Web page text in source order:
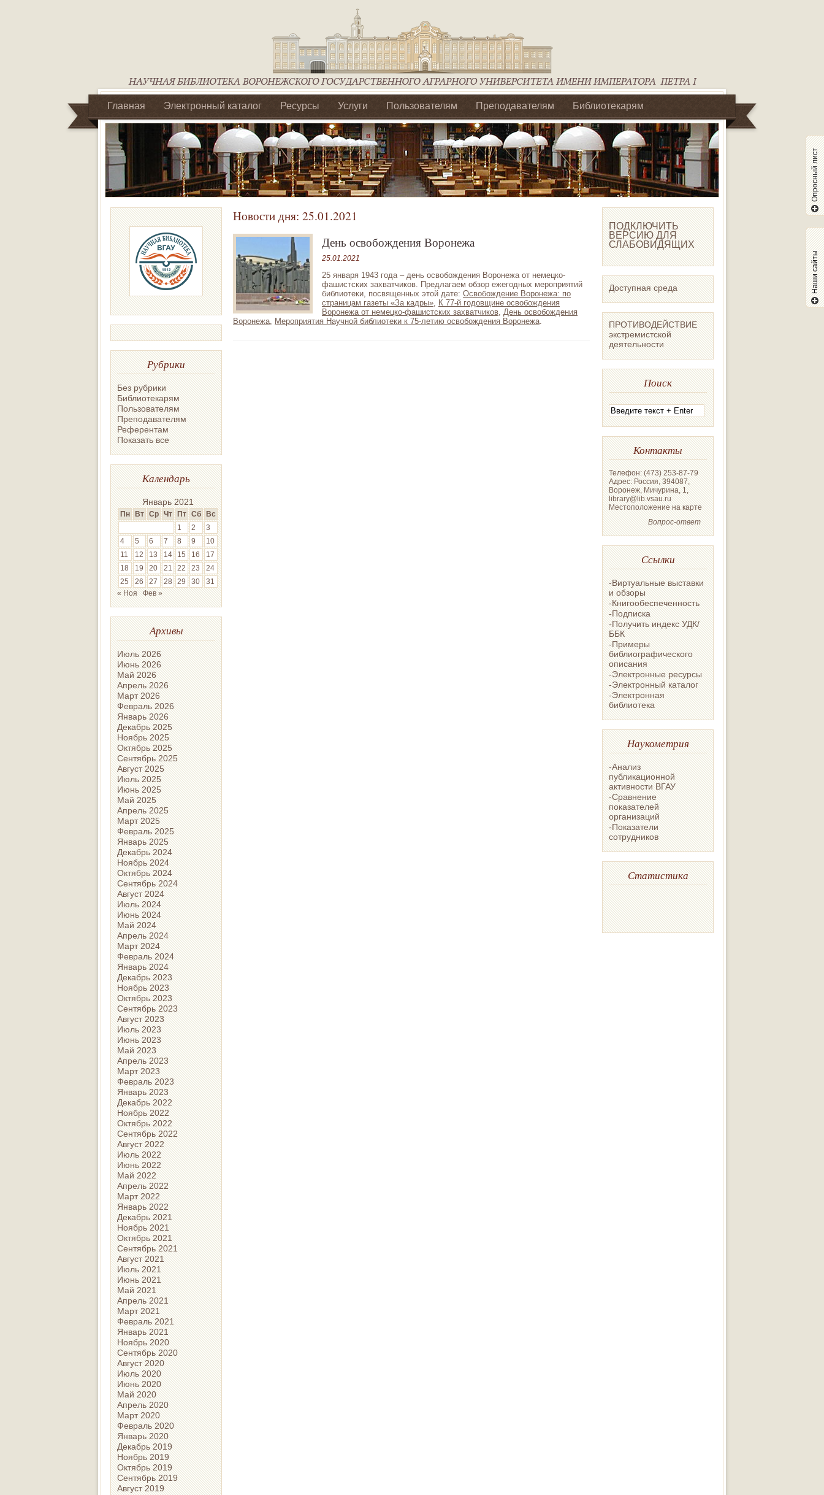
Главная Электронный каталог Ресурсы Услуги Пользователям Преподавателям Библиотекарям
Библиотеки регионального отделения Ассоциации Агрообразование по ЦФО
Рубрики
Без рубрики
Библиотекарям
Пользователям
Преподавателям
Референтам
Показать все
Календарь
Январь 2021
Пн Вт Ср Чт Пт Сб Вс
1
2
3
4
5 6 7 8 9
10
11
12 13 14 15 16
17
18
19 20 21 22 23
24
25
26 27 28 29 30
31
« Ноя
Фев »
Архивы
Июль 2026
Июнь 2026
Май 2026
Апрель 2026
Март 2026
Февраль 2026
Январь 2026
Декабрь 2025
Ноябрь 2025
Октябрь 2025
Сентябрь 2025
Август 2025
Июль 2025
Июнь 2025
Май 2025
Апрель 2025
Март 2025
Февраль 2025
Январь 2025
Декабрь 2024
Ноябрь 2024
Октябрь 2024
Сентябрь 2024
Август 2024
Июль 2024
Июнь 2024
Май 2024
Апрель 2024
Март 2024
Февраль 2024
Январь 2024
Декабрь 2023
Ноябрь 2023
Октябрь 2023
Сентябрь 2023
Август 2023
Июль 2023
Июнь 2023
Май 2023
Апрель 2023
Март 2023
Февраль 2023
Январь 2023
Декабрь 2022
Ноябрь 2022
Октябрь 2022
Сентябрь 2022
Август 2022
Июль 2022
Июнь 2022
Май 2022
Апрель 2022
Март 2022
Январь 2022
Декабрь 2021
Ноябрь 2021
Октябрь 2021
Сентябрь 2021
Август 2021
Июль 2021
Июнь 2021
Май 2021
Апрель 2021
Март 2021
Февраль 2021
Январь 2021
Ноябрь 2020
Сентябрь 2020
Август 2020
Июль 2020
Июнь 2020
Май 2020
Апрель 2020
Март 2020
Февраль 2020
Январь 2020
Декабрь 2019
Ноябрь 2019
Октябрь 2019
Сентябрь 2019
Август 2019
Новости дня: 25.01.2021
День освобождения Воронежа
25.01.2021
25 января 1943 года – день освобождения Воронежа от немецко-
фашистских захватчиков. Предлагаем обзор ежегодных мероприятий
библиотеки, посвященных этой дате: Освобождение Воронежа: по
страницам газеты «За кадры», К 77-й годовщине освобождения
Воронежа от немецко-фашистских захватчиков, День освобождения
Воронежа, Мероприятия Научной библиотеки к 75-летию освобождения Воронежа.
ПОДКЛЮЧИТЬ
ВЕРСИЮ ДЛЯ
СЛАБОВИДЯЩИХ
Доступная среда
ПРОТИВОДЕЙСТВИЕ
экстремистской
деятельности
Поиск
Контакты
Телефон: (473) 253-87-79
Адрес: Россия, 394087,
Воронеж, Мичурина, 1,
library@lib.vsau.ru
Местоположение на карте
Вопрос-ответ
Ссылки
-Виртуальные выставки
и обзоры
-Книгообеспеченность
-Подписка
-Получить индекс УДК/
ББК
-Примеры
библиографического
описания
-Электронные ресурсы
-Электронный каталог
-Электронная
библиотека
Наукометрия
-Анализ
публикационной
активности ВГАУ
-Сравнение
показателей
организаций
-Показатели
сотрудников
Статистика
Опросный лист
Наши сайты